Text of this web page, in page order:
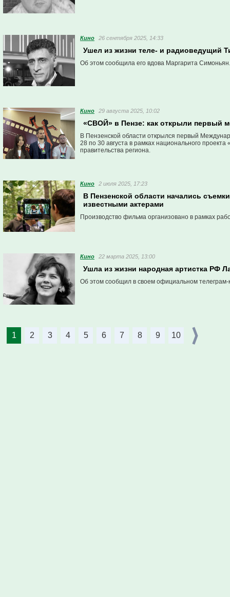
Кино 26 сентября 2025, 14:33
Ушел из жизни теле- и радиоведущий
Об этом сообщила его вдова Маргарита Симоньян.
Кино 29 августа 2025, 10:02
«СВОЙ» в Пензе: как открыли первый
В Пензенской области открылся первый
28 по 30 августа в рамках национального
правительства региона.
Кино 2 июля 2025, 17:23
В Пензенской области начались
известными актерами
Производство фильма организовано в рамках
Кино 22 марта 2025, 13:00
Ушла из жизни народная артистка РФ
Об этом сообщил в своем официальном
1 2 3 4 5 6 7 8 9 10